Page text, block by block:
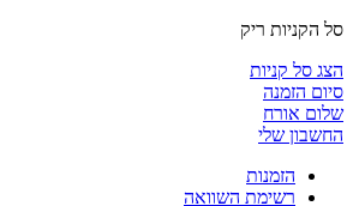
סל הקניות ריק
הצג סל קניות
סיום הזמנה
שלום אורח
החשבון שלי
הזמנות
רשימת השוואה